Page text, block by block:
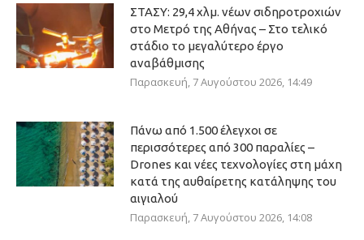
ΣΤΑΣΥ: 29,4 χλμ. νέων σιδηροτροχιών
στο Μετρό της Αθήνας – Στο τελικό
στάδιο το μεγαλύτερο έργο
αναβάθμισης
Παρασκευή, 7 Αυγούστου 2026, 14:49
Πάνω από 1.500 έλεγχοι σε
περισσότερες από 300 παραλίες –
Drones και νέες τεχνολογίες στη μάχη
κατά της αυθαίρετης κατάληψης του
αιγιαλού
Παρασκευή, 7 Αυγούστου 2026, 14:08